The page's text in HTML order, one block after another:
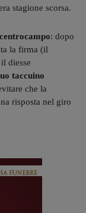
stagione scorsa.
: dopo
la firma (il
diesse
taccuino
che la
risposta nel giro